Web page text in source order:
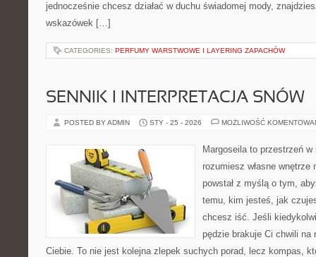
jednocześnie chcesz działać w duchu świadomej mody,
wskazówek […]
CATEGORIES: PERFUMY WARSTWOWE I LAYERING ZAPACHÓW
SENNIK I INTERPRETACJA SNÓW
POSTED BY ADMIN STY - 25 - 2026 MOŻLIWOŚĆ
Margoseila to przestrzeń
rozumiesz własne
powstał z myślą o tym,
temu, kim jesteś, jak
chcesz iść. Jeśli
pędzie brakuje Ci chwili na
Ciebie. To nie jest kolejna zlepek suchych porad, lecz kompas,